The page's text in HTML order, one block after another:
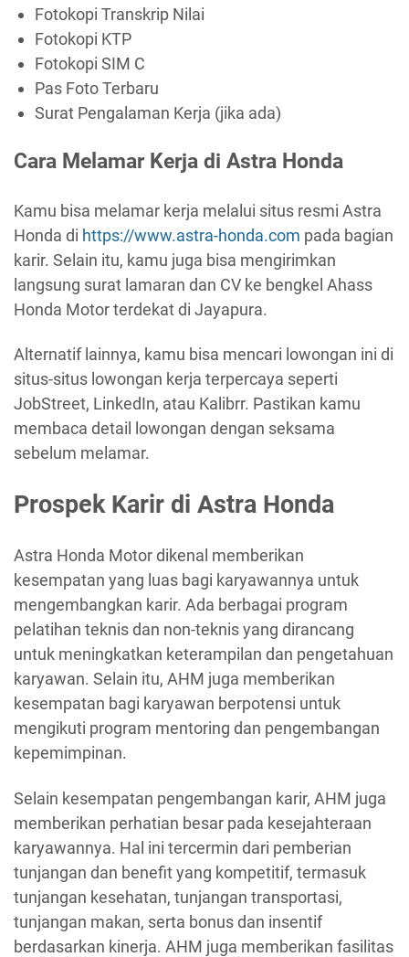
Fotokopi Transkrip Nilai
Fotokopi KTP
Fotokopi SIM C
Pas Foto Terbaru
Surat Pengalaman Kerja (jika ada)
Cara Melamar Kerja di Astra Honda
Kamu bisa melamar kerja melalui situs resmi Astra
Honda di https://www.astra-honda.com pada bagian
karir. Selain itu, kamu juga bisa mengirimkan
langsung surat lamaran dan CV ke bengkel Ahass
Honda Motor terdekat di Jayapura.
Alternatif lainnya, kamu bisa mencari lowongan ini di
situs-situs lowongan kerja terpercaya seperti
JobStreet, LinkedIn, atau Kalibrr. Pastikan kamu
membaca detail lowongan dengan seksama
sebelum melamar.
Prospek Karir di Astra Honda
Astra Honda Motor dikenal memberikan
kesempatan yang luas bagi karyawannya untuk
mengembangkan karir. Ada berbagai program
pelatihan teknis dan non-teknis yang dirancang
untuk meningkatkan keterampilan dan pengetahuan
karyawan. Selain itu, AHM juga memberikan
kesempatan bagi karyawan berpotensi untuk
mengikuti program mentoring dan pengembangan
kepemimpinan.
Selain kesempatan pengembangan karir, AHM juga
memberikan perhatian besar pada kesejahteraan
karyawannya. Hal ini tercermin dari pemberian
tunjangan dan benefit yang kompetitif, termasuk
tunjangan kesehatan, tunjangan transportasi,
tunjangan makan, serta bonus dan insentif
berdasarkan kinerja. AHM juga memberikan fasilitas